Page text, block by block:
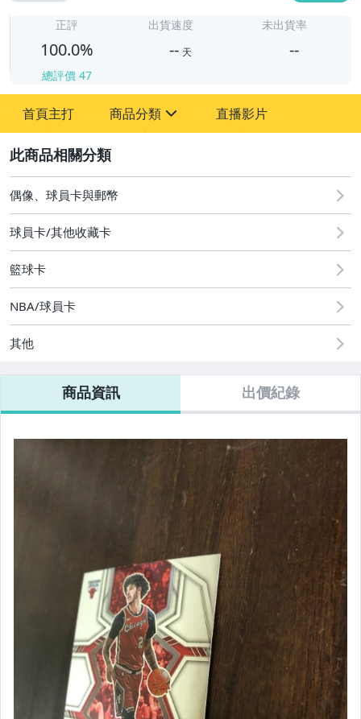
正評
100.0%
總評價 47
出貨速度
-- 天
未出貨率
--
首頁主打 商品分類
偶像、球員卡與郵幣
直播影片
偶像、球員卡與郵幣
球員卡/其他收藏卡
籃球卡
NBA/球員卡
其他
商品資訊 出價紀錄